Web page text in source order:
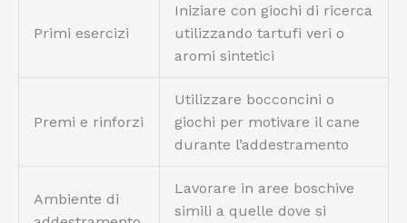
Primi esercizi
Iniziare con giochi di ricerca
utilizzando tartufi veri o
aromi sintetici
Premi e rinforzi
Utilizzare bocconcini o
giochi per motivare il cane
durante l’addestramento
Ambiente di
Lavorare in aree boschive
simili a quelle dove si